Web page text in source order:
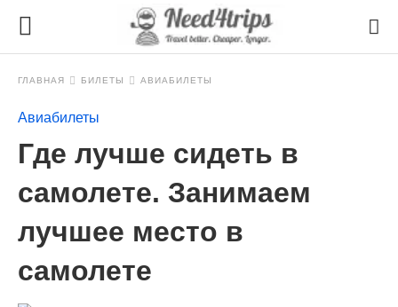
ГЛАВНАЯ БИЛЕТЫ АВИАБИЛЕТЫ
Авиабилеты
Где лучше сидеть в
самолете. Занимаем
лучшее место в
самолете